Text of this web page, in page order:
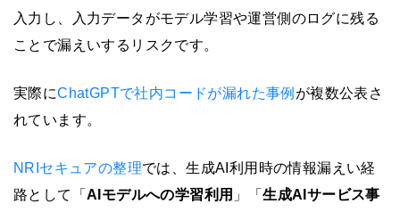
入力し、入力データがモデル学習や運営側のログに残る
ことで漏えいするリスクです。
実際にChatGPTで社内コードが漏れた事例 が複数公表さ
れています。
NRIセキュアの整理では、生成AI利用時の情報漏えい経
路として「 AIモデルへの学習利用 」「生成AIサービス事